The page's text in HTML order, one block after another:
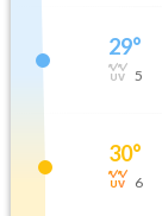
29°
5
30°
6